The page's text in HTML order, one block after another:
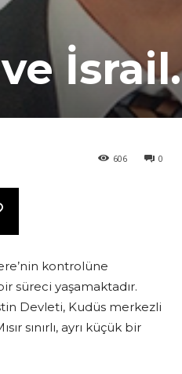
İsrail.
0
606
kontrolüne
süreci yaşamaktadır.
Devleti, Kudüs merkezli
sınırlı, ayrı küçük bir